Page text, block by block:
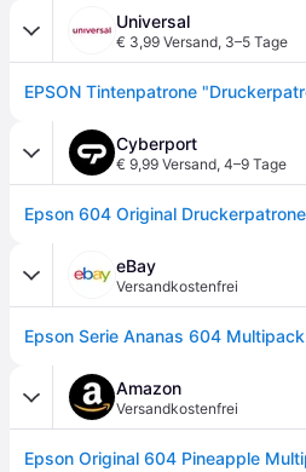
Universal
€ 3,99 Versand, 3–5 Tage
Cyberport
€ 9,99 Versand, 4–9 Tage
eBay
Versandkostenfrei
Amazon
Versandkostenfrei